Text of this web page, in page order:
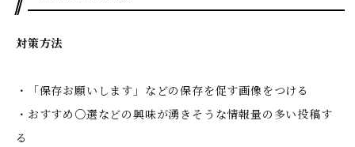
対策方法
・「保存お願いします」などの保存を促す画像をつける
・おすすめ○選などの興味が湧きそうな情報量の多い投稿す
る